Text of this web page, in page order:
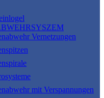
Vernetzungen
mit Verspannungen